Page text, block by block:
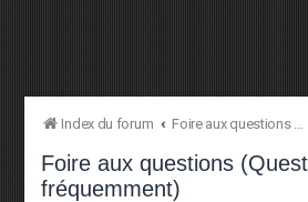
Index du forum Foire aux questions (Questions posées fréquemment)
Foire aux questions
fréquemment)